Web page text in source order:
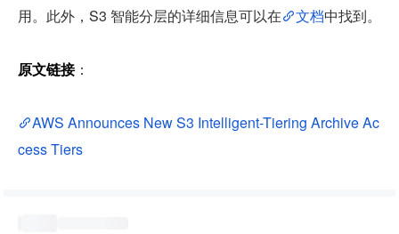
用。此外，S3 智能分层的详细信息可以在
文档中找到。
原文链接：
AWS Announces New S3 Intelligent-Tiering Archive Ac
cess Tiers